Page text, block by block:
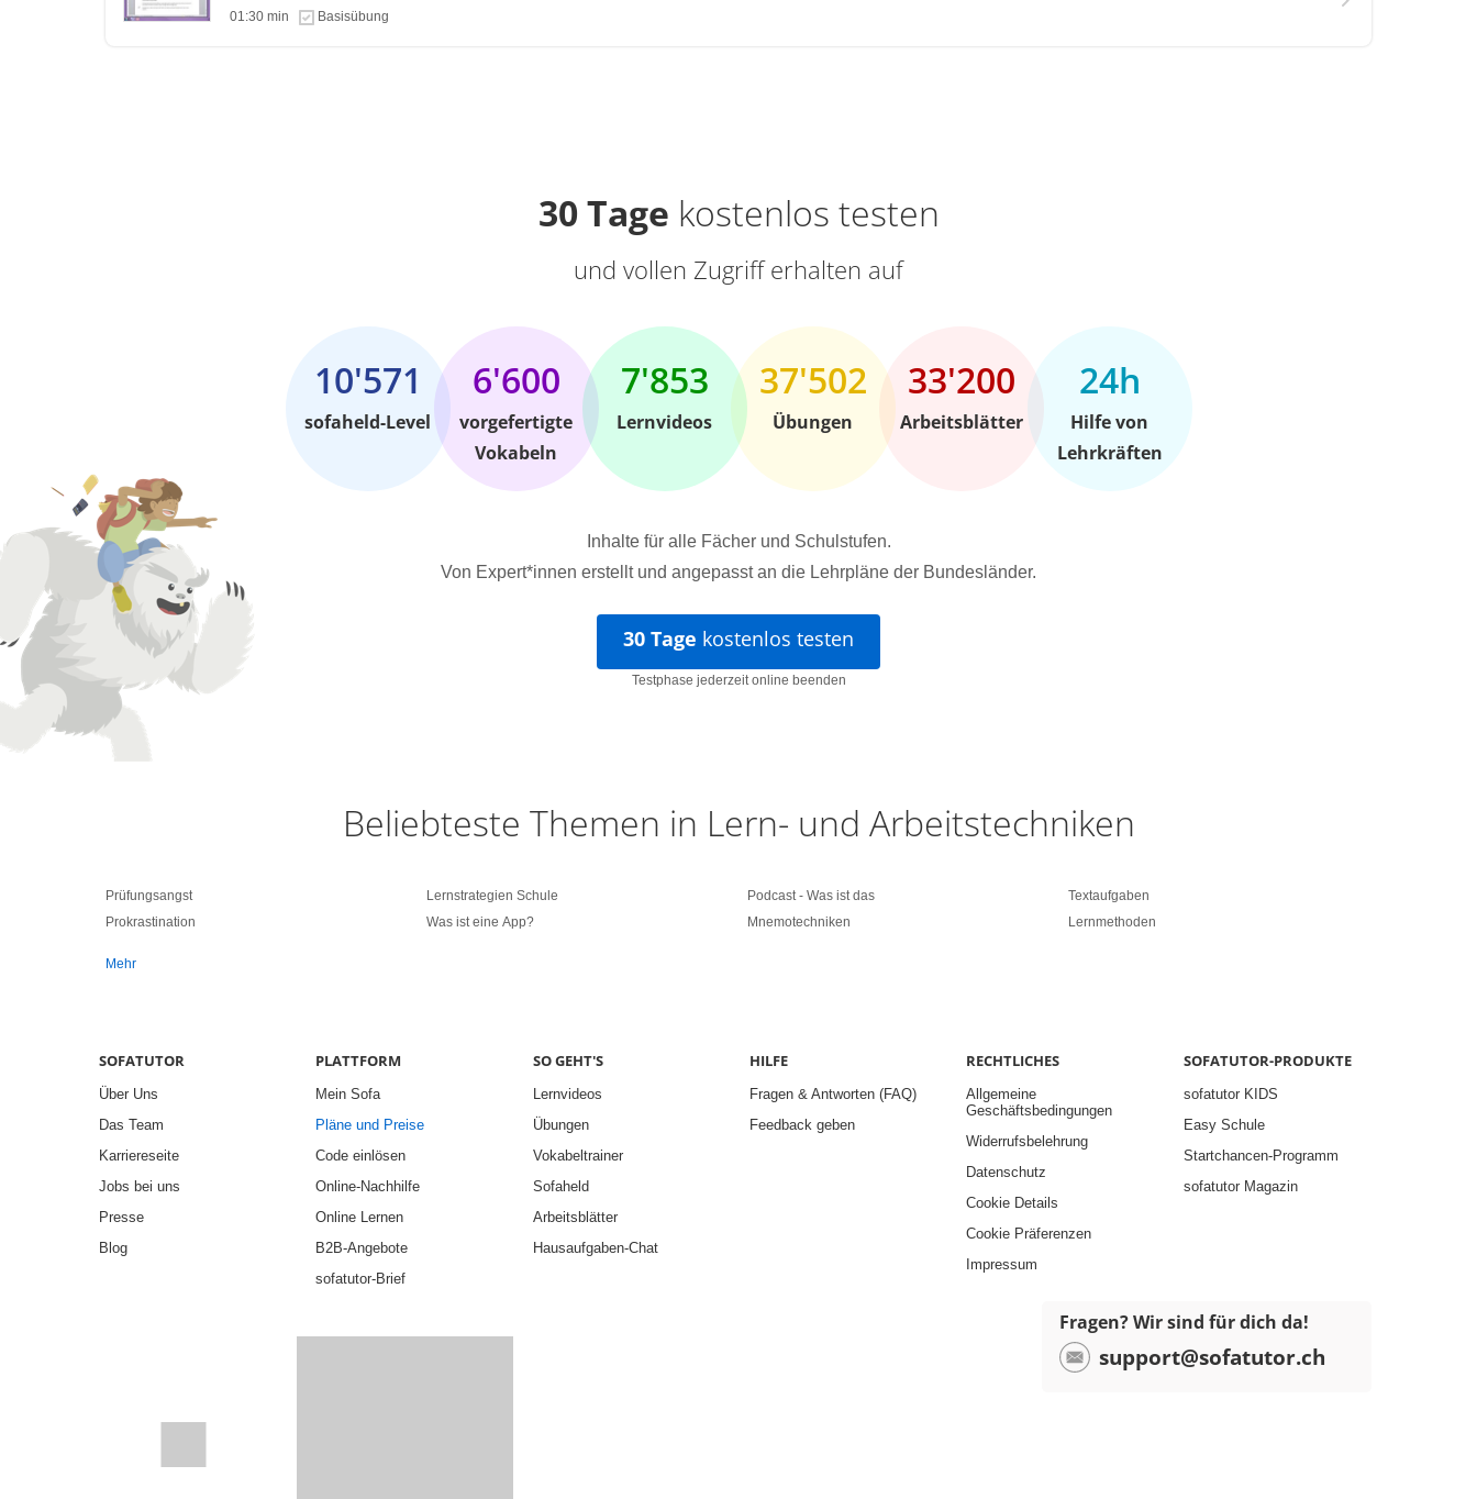
01:30 min Basisübung
30 Tage kostenlos testen
und vollen Zugriff erhalten auf
10'571
sofaheld-Level
6'600
vorgefertigte
Vokabeln
7'853
Lernvideos
37'502
Übungen
33'200
Arbeitsblätter
24h
Hilfe von
Lehrkräften
Inhalte für alle Fächer und Schulstufen.
Von Expert*innen erstellt und angepasst an die Lehrpläne der Bundesländer.
30 Tage kostenlos testen
Testphase jederzeit online beenden
Beliebteste Themen in Lern- und Arbeitstechniken
Prüfungsangst
Prokrastination
Lernstrategien Schule
Was ist eine App?
Podcast - Was ist das
Mnemotechniken
Textaufgaben
Lernmethoden
Mehr
SOFATUTOR
Über Uns
Das Team
Karriereseite
Jobs bei uns
Presse
Blog
PLATTFORM
Mein Sofa
Pläne und Preise
Code einlösen
Online-Nachhilfe
Online Lernen
B2B-Angebote
sofatutor-Brief
SO GEHT'S
Lernvideos
Übungen
Vokabeltrainer
Sofaheld
Arbeitsblätter
Hausaufgaben-Chat
HILFE
Fragen & Antworten (FAQ)
Feedback geben
RECHTLICHES
Allgemeine
Geschäftsbedingungen
Widerrufsbelehrung
Datenschutz
Cookie Details
Cookie Präferenzen
Impressum
SOFATUTOR-PRODUKTE
sofatutor KIDS
Easy Schule
Startchancen-Programm
sofatutor Magazin
Fragen? Wir sind für dich da!
support@sofatutor.ch